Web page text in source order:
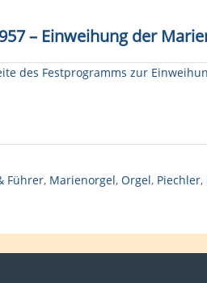
–Einweihung der
Führer, Marienorgel, Orgel, Piechler,